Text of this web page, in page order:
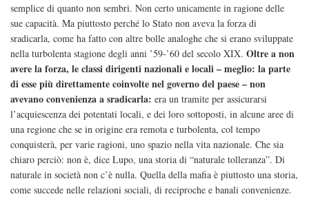
semplice di quanto non sembri. Non certo unicamente in ragione delle
sue capacità. Ma piuttosto perché lo Stato non aveva la forza di
sradicarla, come ha fatto con altre bolle analoghe che si erano sviluppate
nella turbolenta stagione degli anni ’59-’60 del secolo XIX. Oltre a non
avere la forza, le classi dirigenti nazionali e locali – meglio: la parte
di esse più direttamente coinvolte nel governo del paese – non
avevano convenienza a sradicarla: era un tramite per assicurarsi
l’acquiescenza dei potentati locali, e dei loro sottoposti, in alcune aree di
una regione che se in origine era remota e turbolenta, col tempo
conquisterà, per varie ragioni, uno spazio nella vita nazionale. Che sia
chiaro perciò: non è, dice Lupo, una storia di “naturale tolleranza”. Di
naturale in società non c’è nulla. Quella della mafia è piuttosto una storia,
come succede nelle relazioni sociali, di reciproche e banali convenienze.